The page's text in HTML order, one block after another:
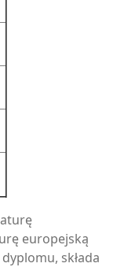
europejską
składa